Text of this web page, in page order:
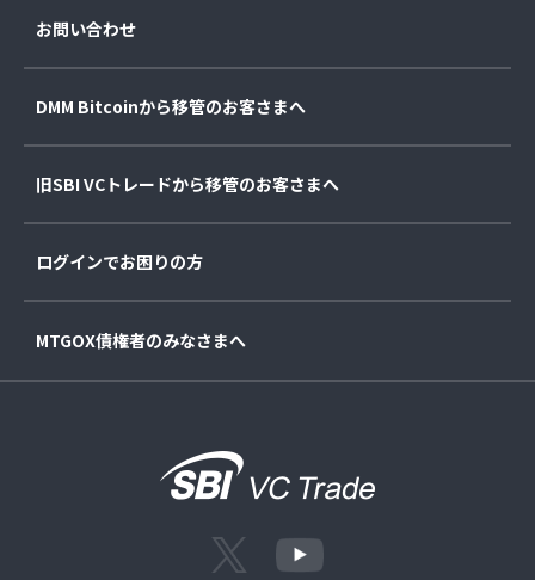
お問い合わせ
DMM Bitcoinから移管のお客さまへ
旧SBI VCトレードから移管のお客さまへ
ログインでお困りの方
MTGOX債権者のみなさまへ